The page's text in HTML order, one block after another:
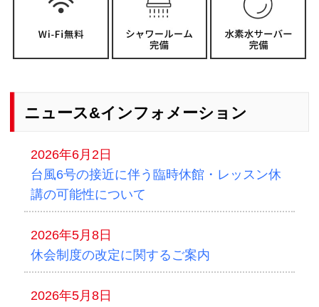
ニュース&インフォメーション
2026年6月2日
台風6号の接近に伴う臨時休館・レッスン休
講の可能性について
2026年5月8日
休会制度の改定に関するご案内
2026年5月8日